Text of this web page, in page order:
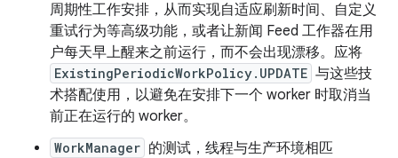
周期性工作安排，从而实现自适应刷新时间、自定义
重试行为等高级功能，或者让新闻 Feed 工作器在用
户每天早上醒来之前运行，而不会出现漂移。应将
ExistingPeriodicWorkPolicy.UPDATE 与这些技
术搭配使用，以避免在安排下一个 worker 时取消当
前正在运行的 worker。
WorkManager 的测试，线程与生产环境相匹